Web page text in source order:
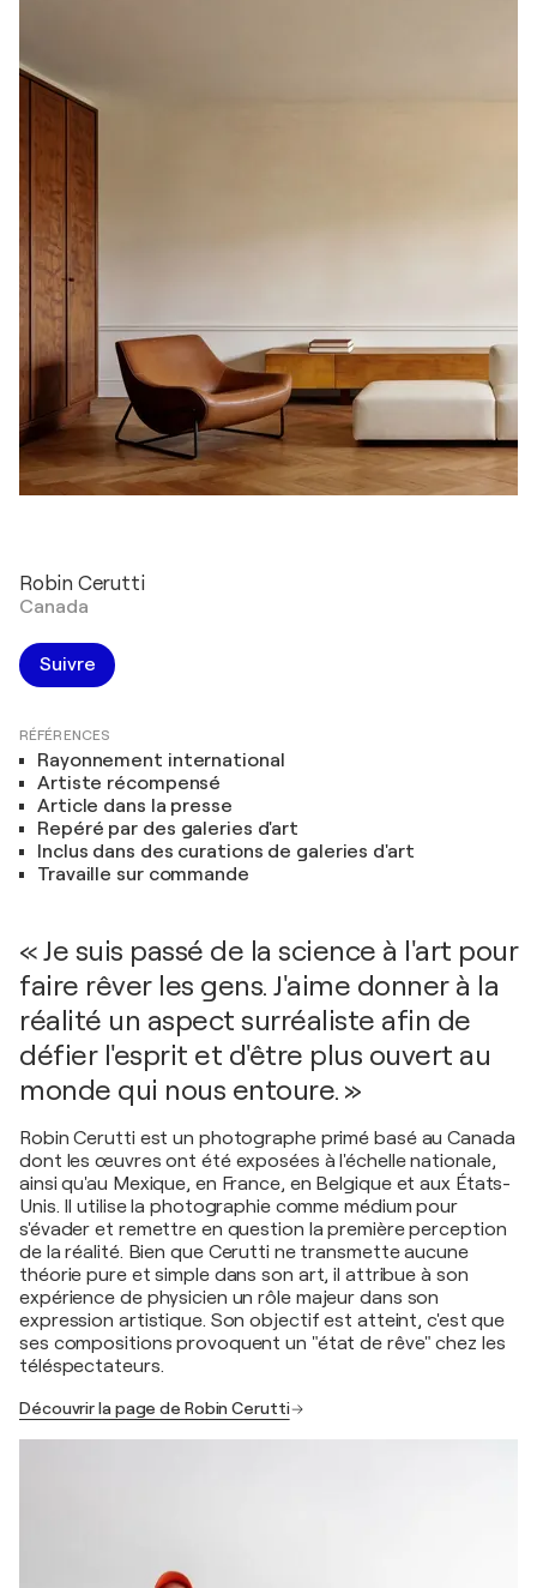
Robin Cerutti
Canada
Suivre
RÉFÉRENCES
Rayonnement international
Artiste récompensé
Article dans la presse
Repéré par des galeries d'art
Inclus dans des curations de galeries d'art
Travaille sur commande
« Je suis passé de la science à l'art pour
faire rêver les gens. J'aime donner à la
réalité un aspect surréaliste afin de
défier l'esprit et d'être plus ouvert au
monde qui nous entoure. »
Robin Cerutti est un photographe primé basé au Canada
dont les œuvres ont été exposées à l'échelle nationale,
ainsi qu'au Mexique, en France, en Belgique et aux États-
Unis. Il utilise la photographie comme médium pour
s'évader et remettre en question la première perception
de la réalité. Bien que Cerutti ne transmette aucune
théorie pure et simple dans son art, il attribue à son
expérience de physicien un rôle majeur dans son
expression artistique. Son objectif est atteint, c'est que
ses compositions provoquent un "état de rêve" chez les
téléspectateurs.
Découvrir la page de Robin Cerutti